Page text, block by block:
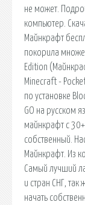
не может.
компьютер.
Майнкрафт
покорила
Edition
Minecraft -
по установке
GO на русском
майнкрафт с
собственный.
Майнкрафт. Из
Самый лучший
и стран СНГ,
начать